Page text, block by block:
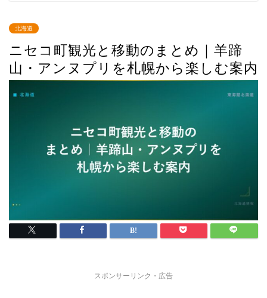
北海道
ニセコ町観光と移動のまとめ｜羊蹄
山・アンヌプリを札幌から楽しむ案内
スポンサーリンク・広告